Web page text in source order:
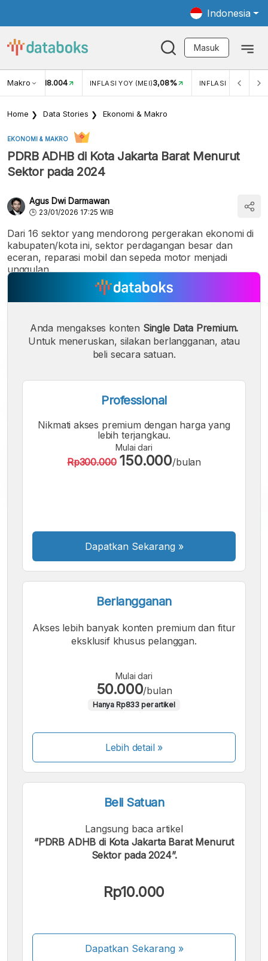
Indonesia
Masuk
Makro
USD/IDR 18.004 INFLASI YOY (MEI)3,08% INFLASI MOM (MEI)
Home Data Stories Ekonomi & Makro
EKONOMI & MAKRO
PDRB ADHB di Kota Jakarta Barat Menurut
Sektor pada 2024
Agus Dwi Darmawan
23/01/2026 17:25 WIB
Dari 16 sektor yang mendorong pergerakan ekonomi di
kabupaten/kota ini, sektor perdagangan besar dan
eceran, reparasi mobil dan sepeda motor menjadi
unggulan.
A
Kecil
A
Font
Sedang
A
Font
Besar
Anda mengakses konten Single Data Premium.
Untuk meneruskan, silakan berlangganan, atau
beli secara satuan.
Professional
Nikmati akses premium dengan harga yang
lebih terjangkau.
Mulai dari
Rp300.000 150.000/bulan
Dapatkan Sekarang »
Berlangganan
Akses lebih banyak konten premium dan fitur
eksklusif khusus pelanggan.
Mulai dari
50.000/bulan
Hanya Rp833 per artikel
Lebih detail »
Beli Satuan
Langsung baca artikel
“PDRB ADHB di Kota Jakarta Barat Menurut
Sektor pada 2024”.
Rp10.000
Dapatkan Sekarang»
Kami menerima pembayaran berikut: